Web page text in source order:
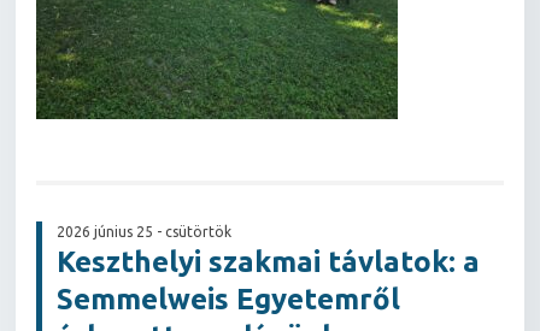
2026 június 25 - csütörtök
Keszthelyi szakmai távlatok: a
Semmelweis Egyetemről